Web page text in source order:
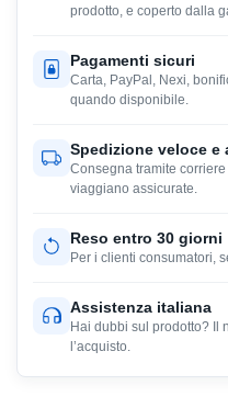
prodotto, e coperto dalla
Pagamenti sicuri
Carta, PayPal, Nexi,
quando disponibile.
Spedizione veloce e
Consegna tramite
viaggiano assicurate.
Reso entro 30 giorni
Per i clienti consumatori,
Assistenza italiana
Hai dubbi sul prodotto? Il
l’acquisto.